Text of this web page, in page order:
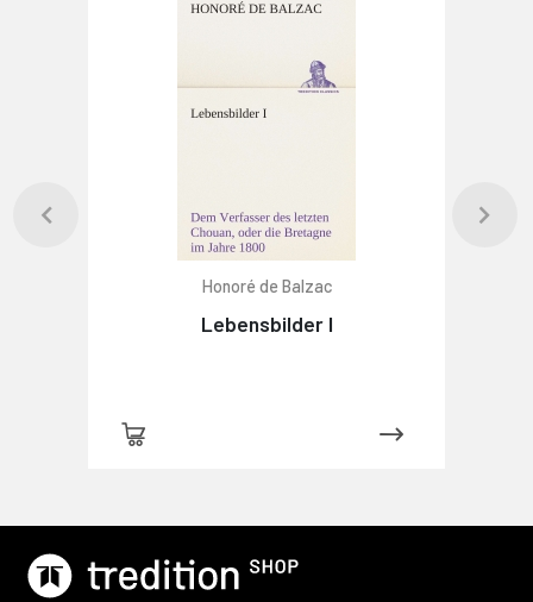
Honoré de Balzac
Lebensbilder I